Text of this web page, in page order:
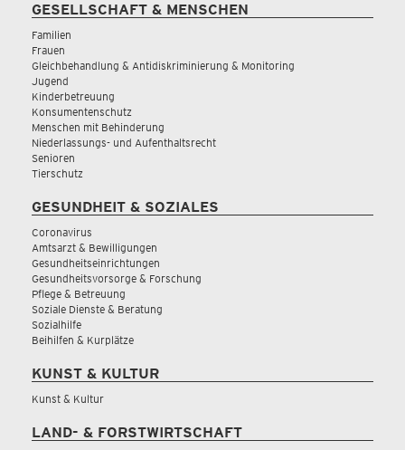
GESELLSCHAFT & MENSCHEN
Familien
Frauen
Gleichbehandlung & Antidiskriminierung & Monitoring
Jugend
Kinderbetreuung
Konsumentenschutz
Menschen mit Behinderung
Niederlassungs- und Aufenthaltsrecht
Senioren
Tierschutz
GESUNDHEIT & SOZIALES
Coronavirus
Amtsarzt & Bewilligungen
Gesundheitseinrichtungen
Gesundheitsvorsorge & Forschung
Pflege & Betreuung
Soziale Dienste & Beratung
Sozialhilfe
Beihilfen & Kurplätze
KUNST & KULTUR
Kunst & Kultur
LAND- & FORSTWIRTSCHAFT